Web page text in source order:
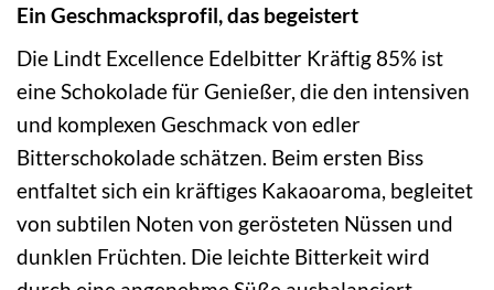
Ein Geschmacksprofil, das begeistert
Die Lindt Excellence Edelbitter Kräftig 85% ist
eine Schokolade für Genießer, die den intensiven
und komplexen Geschmack von edler
Bitterschokolade schätzen. Beim ersten Biss
entfaltet sich ein kräftiges Kakaoaroma, begleitet
von subtilen Noten von gerösteten Nüssen und
dunklen Früchten. Die leichte Bitterkeit wird